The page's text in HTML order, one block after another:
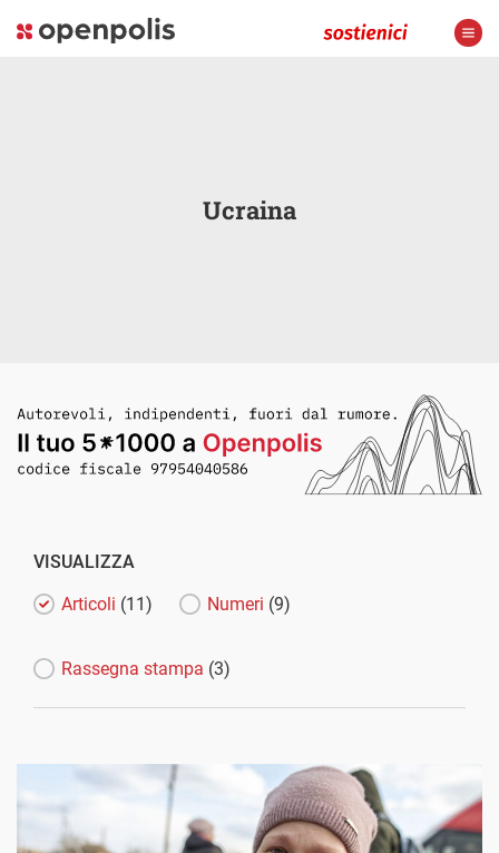
Ucraina
VISUALIZZA
Articoli (11) Numeri (9)
Rassegna stampa (3)